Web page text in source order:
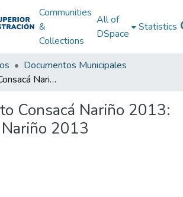
Communities
&
Collections
All of
DSpace
Statistics
Documentos Municipales
Presupuesto Consacá Nariño 2013: P Consacá Nariño 2013
Consacá Nariño 2013:
Nariño 2013